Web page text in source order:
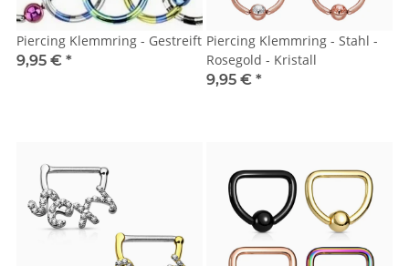
Piercing Klemmring - Gestreift
9,95 € *
Piercing Klemmring - Stahl -
Rosegold - Kristall
9,95 € *